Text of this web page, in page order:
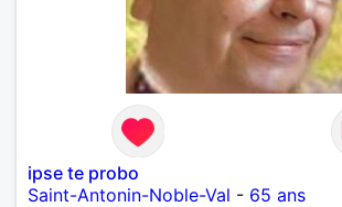
ipse te probo
Saint-Antonin-Noble-Val - 65 ans